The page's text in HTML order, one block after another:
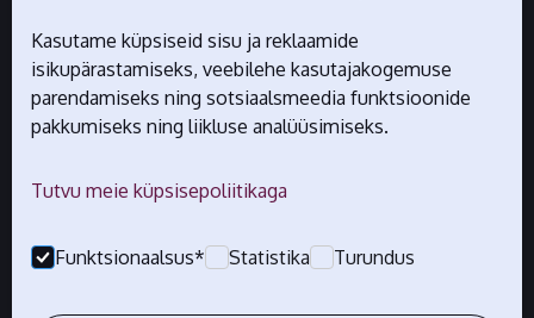
Liidu ametlikud partnerid
Kasutame küpsiseid sisu ja reklaamide
isikupärastamiseks, veebilehe kasutajakogemuse
parendamiseks ning sotsiaalsmeedia funktsioonide
pakkumiseks ning liikluse analüüsimiseks.
Tutvu meie küpsisepoliitikaga
Funktsionaalsus* Statistika Turundus